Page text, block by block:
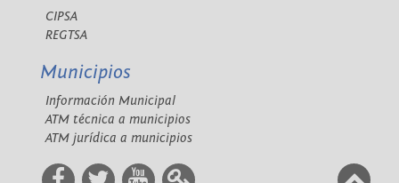
CIPSA
REGTSA
Municipios
Información Municipal
ATM técnica a municipios
ATM jurídica a municipios